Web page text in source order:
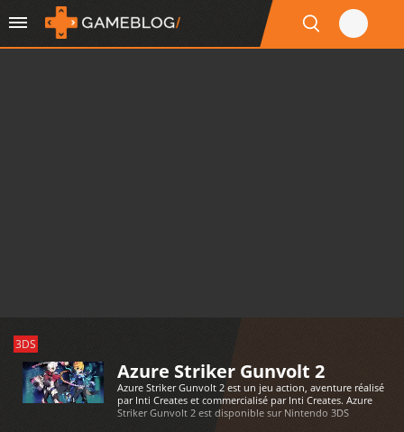
3DS
Azure Striker Gunvolt 2
Azure Striker Gunvolt 2 est un jeu action, aventure réalisé
par Inti Creates et commercialisé par Inti Creates. Azure
Striker Gunvolt 2 est disponible sur Nintendo 3DS